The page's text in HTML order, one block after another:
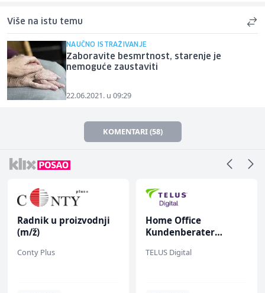
Više na istu temu
NAUČNO ISTRAŽIVANJE
Zaboravite besmrtnost, starenje je
nemoguće zaustaviti
22.06.2021. u 09:29
KOMENTARI (58)
Radnik u proizvodnji
(m/ž)
Conty Plus
Home Office
Kundenberater
TELUS Digital